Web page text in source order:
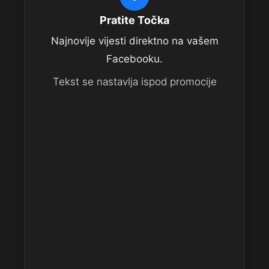
Pratite Točka
Najnovije vijesti direktno na vašem
Facebooku.
Tekst se nastavlja ispod promocije